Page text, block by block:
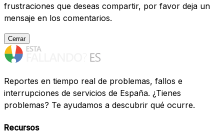
frustraciones que deseas compartir, por favor deja un
mensaje en los comentarios.
Cerrar
Reportes en tiempo real de problemas, fallos e
interrupciones de servicios de España. ¿Tienes
problemas? Te ayudamos a descubrir qué ocurre.
Recursos